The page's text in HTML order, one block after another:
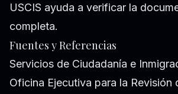
USCIS ayuda a verificar la
completa.
Fuentes y Referencias
Servicios de Ciudadanía e
Oficina Ejecutiva para la Revisión